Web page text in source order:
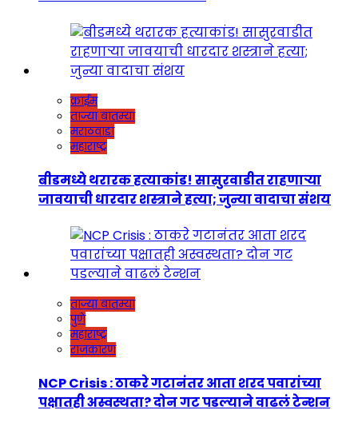
क्राईम
ताज्या बातम्या
मराठवाडा
महाराष्ट्र
बीडमध्ये थरारक हत्याकांड! सासुरवाडीत राहणाऱ्या
जावयाची धारदार शस्त्राने हत्या; जुन्या वादाचा संशय
ताज्या बातम्या
पुणे
महाराष्ट्र
राजकारण
NCP Crisis : ठाकरे गटानंतर आता शरद पवारांच्या
पक्षातही अस्वस्थता? दोन गट पडल्याने वाढलं टेन्शन